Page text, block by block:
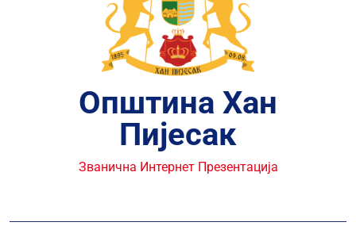
Општина Хан
Пијесак
Званична Интернет Презентација